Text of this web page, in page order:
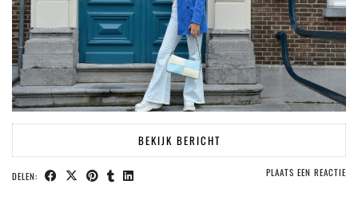
BEKIJK BERICHT
DELEN: PLAATS EEN REACTIE